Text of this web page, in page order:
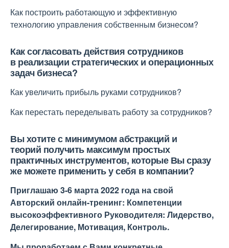
Как построить работающую и эффективную
технологию управления собственным бизнесом?
Как согласовать действия сотрудников
в реализации стратегических и операционных
задач бизнеса?
Как увеличить прибыль руками сотрудников?
Как перестать переделывать работу за сотрудников?
Вы хотите с минимумом абстракций и
теорий получить максимум простых
практичных инструментов, которые Вы сразу
же можете применить у себя в компании?
Приглашаю 3-6 марта 2022 года на свой
Авторский онлайн-тренинг: Компетенции
высокоэффективного Руководителя: Лидерство,
Делегирование, Мотивация, Контроль.